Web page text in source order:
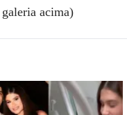
acima)